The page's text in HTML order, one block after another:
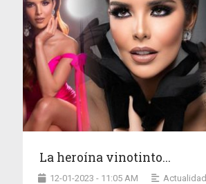
La heroína vinotinto...
12-01-2023 - 11:05 AM Actualidad